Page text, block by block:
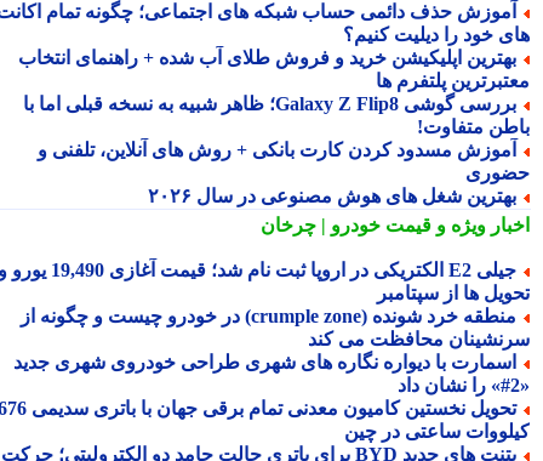
حذف دائمی حساب شبکه های اجتماعی؛ چگونه تمام اکانت
خود را دیلیت کنیم؟
اپلیکیشن خرید و فروش طلای آب شده + راهنمای انتخاب
پلتفرم ها
بررسی گوشی Galaxy Z Flip8؛ ظاهر شبیه به نسخه قبلی اما با
متفاوت!
مسدود کردن کارت بانکی + روش های آنلاین، تلفنی و
شغل های هوش مصنوعی در سال ۲۰۲۶
ویژهو قیمت خودرو | چرخان
جیلی E2 الکتریکی در اروپا ثبت نام شد؛ قیمت آغازی 19,490 یورو و
ها از سپتامبر
منطقه خرد شونده (crumple zone) در خودرو چیست و چگونه از
محافظت می کند
با دیواره نگاره های شهری طراحی خودروی شهری جدید
تحویل نخستین کامیون معدنی تمام برقی جهان با باتری سدیمی 676
ساعتی در چین
پتنت های جدید BYD برای باتری حالت جامد دو الکترولیتی؛ حرکت